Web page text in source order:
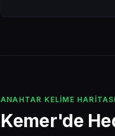
ANAHTAR KELIME HARITASI
Kemer'de